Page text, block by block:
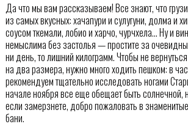
Да что мы вам рассказываем! Все знают, что
из самых вкусных: хачапури и сулугуни, долма и
соусом ткемали, лобио и харчо, чурчхела… Ну и
немыслима без застолья — простите за
ни день, то лишний килограмм. Чтобы не
на два размера, нужно много ходить пешком: в
рекомендуем тщательно исследовать ногами
начале ноября все еще обещает быть солнечной,
если замерзнете, добро пожаловать в
бани.